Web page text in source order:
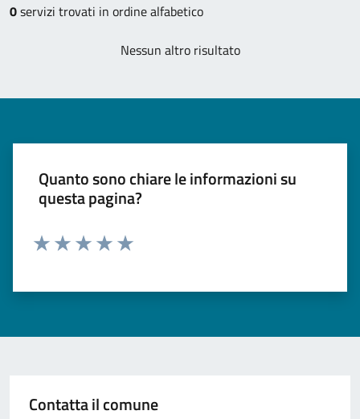
0servizi trovati in ordine alfabetico
Nessun altro risultato
Quanto sono chiare le informazioni su
questa pagina?
Contatta il comune